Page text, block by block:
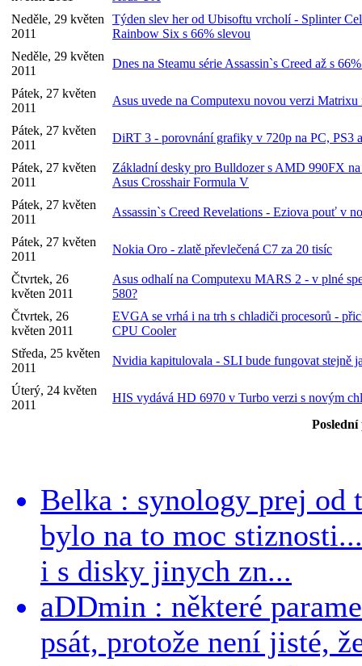
Neděle, 29 květen
2011
Týden slev her od Ubisoftu vrcholí - Splinter
Rainbow Six s 66% slevou
Neděle, 29 květen
2011
Dnes na Steamu série Assassin`s Creed až s
Pátek, 27 květen
2011
Asus uvede na Computexu novou verzi
Pátek, 27 květen
2011
DiRT 3 - porovnání grafiky v 720p na PC, PS3
Pátek, 27 květen
2011
Základní desky pro Bulldozer s AMD 990FX
Asus Crosshair Formula V
Pátek, 27 květen
2011
Assassin`s Creed Revelations - Eziova pouť v
Pátek, 27 květen
2011
Nokia Oro - zlatě převlečená C7 za 20 tisíc
Čtvrtek, 26
květen 2011
Asus odhalí na Computexu MARS 2 - v plné
580?
Čtvrtek, 26
květen 2011
EVGA se vrhá i na trh s chladiči procesorů -
CPU Cooler
Středa, 25 květen
2011
Nvidia kapitulovala - SLI bude fungovat stejně
Úterý, 24 květen
2011
HIS vydává HD 6970 v Turbo verzi s novým
Belka : synology prej od
bylo na to moc
i s disky jinych zn...
aDDmin : některé
psát, protože není jisté,